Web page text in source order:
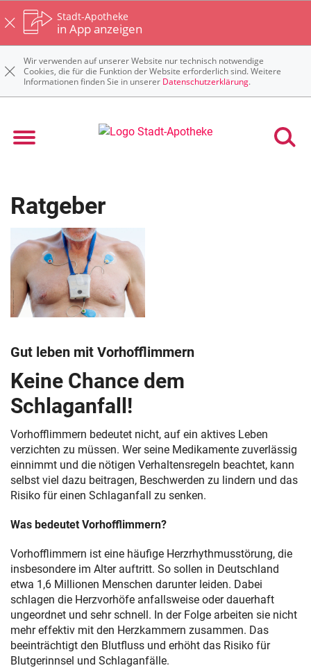
Stadt-Apotheke
in App anzeigen
Wir verwenden auf unserer Website nur technisch notwendige
Cookies, die für die Funktion der Website erforderlich sind. Weitere
Informationen finden Sie in unserer Datenschutzerklärung.
Ratgeber
Gut leben mit Vorhofflimmern
Keine Chance dem
Schlaganfall!
Vorhofflimmern bedeutet nicht, auf ein aktives Leben
verzichten zu müssen. Wer seine Medikamente zuverlässig
einnimmt und die nötigen Verhaltensregeln beachtet, kann
selbst viel dazu beitragen, Beschwerden zu lindern und das
Risiko für einen Schlaganfall zu senken.
Was bedeutet Vorhofflimmern?
Vorhofflimmern ist eine häufige Herzrhythmusstörung, die
insbesondere im Alter auftritt. So sollen in Deutschland
etwa 1,6 Millionen Menschen darunter leiden. Dabei
schlagen die Herzvorhöfe anfallsweise oder dauerhaft
ungeordnet und sehr schnell. In der Folge arbeiten sie nicht
mehr effektiv mit den Herzkammern zusammen. Das
beeinträchtigt den Blutfluss und erhöht das Risiko für
Blutgerinnsel und Schlaganfälle.